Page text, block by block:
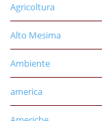
Agricoltura
Alto Mesima
Ambiente
america